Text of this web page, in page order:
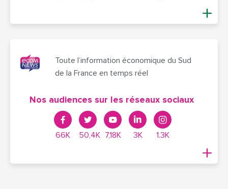
Toute l’information économique du Sud
de la France en temps réel
Nos audiences sur les réseaux sociaux
66K 50,4K 7,18K 3K 1.3K